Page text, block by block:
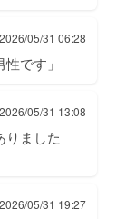
2026/05/31 06:28
です」
2026/05/31 13:08
りました
2026/05/31 19:27